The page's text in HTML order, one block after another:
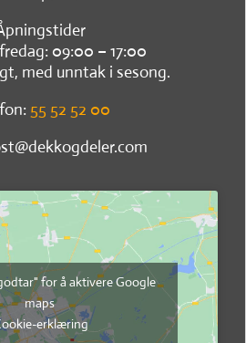
09:00 – 17:00
med unntak i sesong.
55 52 52 00
for å aktivere Google
maps
erklæring